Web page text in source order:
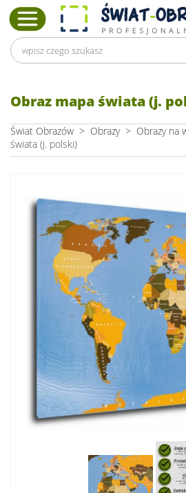
Obraz mapa świata (j.
Świat Obrazów > Obrazy > Obrazy na
świata (j. polski)